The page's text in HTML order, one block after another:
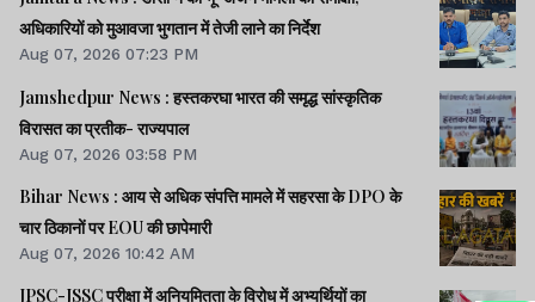
अधिकारियों को मुआवजा भुगतान में तेजी लाने का निर्देश
Aug 07, 2026 07:23 PM
Jamshedpur News : हस्तकरघा भारत की समृद्ध सांस्कृतिक
विरासत का प्रतीक- राज्यपाल
Aug 07, 2026 03:58 PM
Bihar News : आय से अधिक संपत्ति मामले में सहरसा के DPO के
चार ठिकानों पर EOU की छापेमारी
Aug 07, 2026 10:42 AM
JPSC-JSSC परीक्षा में अनियमितता के विरोध में अभ्यर्थियों का